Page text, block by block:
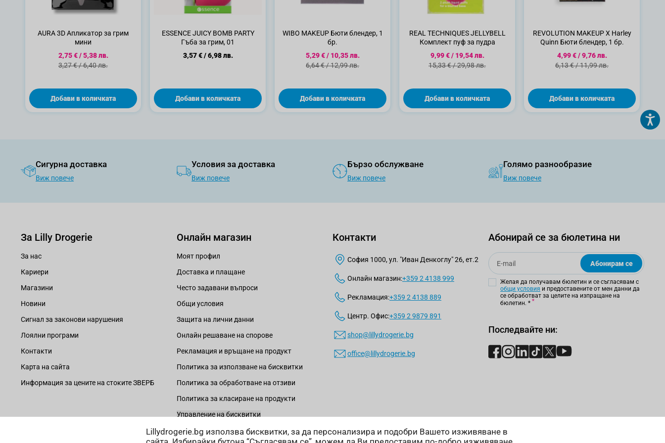
Lillydrogerie.bg използва бисквитки, за да персонализира и подобри Вашето изживяване в
AURA 3D Апликатор за грим
мини
Специална цена
2,75 €/5,38 лв.
Стандартна цена
3,27 €/6,40 лв.
Добави в количката
ESSENCE JUICY BOMB PARTY
Гъба за грим, 01
3,57 €/6,98 лв.
Добави в количката
WIBO MAKEUP Бюти блендер, 1
бр.
Специална цена
5,29 €/ 10,35 лв.
Стандартна цена
6,64 €/12,99 лв.
Добави в количката
REAL TECHNIQUES JELLYBELL
Комплект пуф за пудра
Специална цена
9,99 €/ 19,54 лв.
Стандартна цена
15,33 €/29,98 лв.
Добави в количката
REVOLUTION MAKEUP X Harley
Quinn Бюти блендер, 1 бр.
Специална цена
4,99 €/9,76 лв.
Стандартна цена
6,13 €/11,99 лв.
Добави в количката
Сигурна доставка
Виж повече
Условия за доставка
Виж повече
Бързо обслужване
Виж повече
Голямо разнообразие
Виж повече
За Lilly Drogerie
За нас
Кариери
Магазини
Новини
Сигнал за законови нарушения
Лоялни програми
Контакти
Карта на сайта
Информация за цените на стоките ЗВЕРБ
Онлайн магазин
Моят профил
Доставка и плащане
Често задавани въпроси
Общи условия
Защита на лични данни
Онлайн решаване на спорове
Рекламация и връщане на продукт
Политика за използване на бисквитки
Политика за обработване на отзиви
Политика за класиране на продукти
Управление на бисквитки
Контакти
София 1000, ул. "Иван Денкоглу" 26, ет.2
Онлайн магазин:+359 2 4138 999
Рекламация:+359 2 4138 889
Центр. Офис:+359 2 9879 891
shop@lillydrogerie.bg
office@lillydrogerie.bg
Абонирай се за бюлетина ни
Email
Абонирам се
Желая да получавам бюлетин и се съгласявам с
общи условия и предоставените от мен данни да
се обработват за целите на изпращане на
бюлетин. *
Последвайте ни: